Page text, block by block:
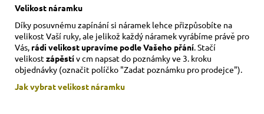
Velikost náramku
Díky posuvnému zapínání si náramek lehce přizpůsobíte na
velikost Vaší ruky, ale jelikož každý náramek vyrábíme právě pro
Vás, rádi velikost upravíme podle Vašeho přání . Stačí
velikostzápěstív cm napsat do poznámky ve 3. kroku
objednávky (označit políčko "Zadat poznámku pro prodejce").
Jak vybrat velikost náramku